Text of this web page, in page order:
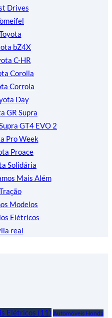
Drives
bZ4X
C-HR
Corolla
Corrola
Day
GR Supra
GT4 EVO 2
Pro Week
Proace
Solidária
Mais Além
Modelos
Elétricos
real
Elétricos (11) Automóveis Honda